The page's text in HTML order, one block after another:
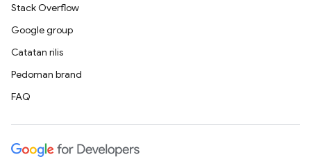
Stack Overflow
Google group
Catatan rilis
Pedoman brand
FAQ